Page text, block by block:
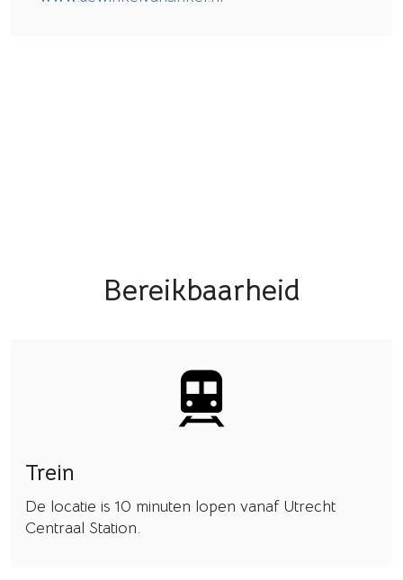
Bereikbaarheid
Trein
De locatie is 10 minuten lopen vanaf Utrecht
Centraal Station.